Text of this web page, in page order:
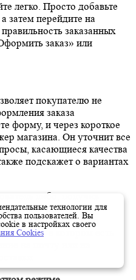
легко. Просто добавьте
затем перейдите на
заказанных
заказ» или
покупателю не
заказа
форму, и через короткое
магазина. Он уточнит все
касающиеся качества
подскажет о вариантах
либо, получив
заказ,
позициями, либо
виде, в котором есть
на почту или на
технологии для
пользователей. Вы
в настройках своего
Cookies